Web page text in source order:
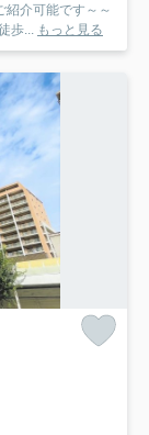
紹介可能です～～
歩...
もっと見る